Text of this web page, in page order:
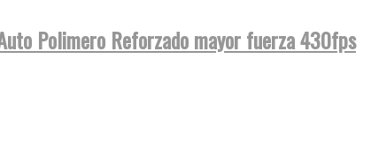
Polimero Reforzado mayor fuerza 430fps